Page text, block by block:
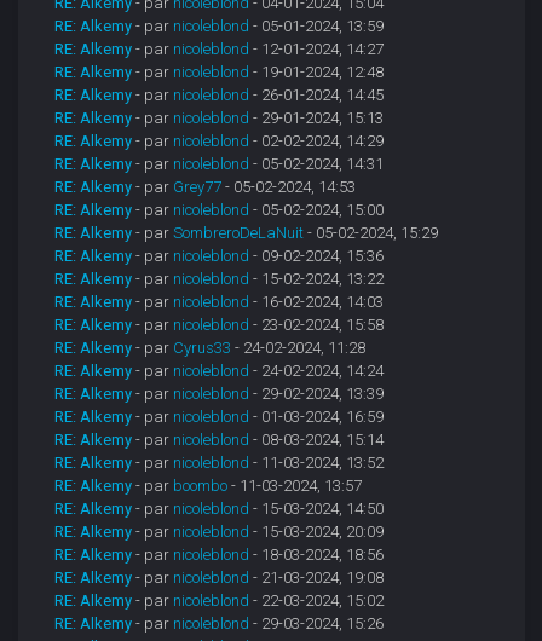
RE: Alkemy - par nicoleblond - 05-01-2024, 13:59
RE: Alkemy - par nicoleblond - 12-01-2024, 14:27
RE: Alkemy - par nicoleblond - 19-01-2024, 12:48
RE: Alkemy - par nicoleblond - 26-01-2024, 14:45
RE: Alkemy - par nicoleblond - 29-01-2024, 15:13
RE: Alkemy - par nicoleblond - 02-02-2024, 14:29
RE: Alkemy - par nicoleblond - 05-02-2024, 14:31
RE: Alkemy - par Grey77 - 05-02-2024, 14:53
RE: Alkemy - par nicoleblond - 05-02-2024, 15:00
RE: Alkemy - parSombreroDeLaNuit - 05-02-2024, 15:29
RE: Alkemy - par nicoleblond - 09-02-2024, 15:36
RE: Alkemy - par nicoleblond - 15-02-2024, 13:22
RE: Alkemy - par nicoleblond - 16-02-2024, 14:03
RE: Alkemy - par nicoleblond - 23-02-2024, 15:58
RE: Alkemy - par Cyrus33 - 24-02-2024, 11:28
RE: Alkemy - par nicoleblond - 24-02-2024, 14:24
RE: Alkemy - par nicoleblond - 29-02-2024, 13:39
RE: Alkemy - par nicoleblond - 01-03-2024, 16:59
RE: Alkemy - par nicoleblond - 08-03-2024, 15:14
RE: Alkemy - par nicoleblond - 11-03-2024, 13:52
RE: Alkemy - par boombo - 11-03-2024, 13:57
RE: Alkemy - par nicoleblond - 15-03-2024, 14:50
RE: Alkemy - par nicoleblond - 15-03-2024, 20:09
RE: Alkemy - par nicoleblond - 18-03-2024, 18:56
RE: Alkemy - par nicoleblond - 21-03-2024, 19:08
RE: Alkemy - par nicoleblond - 22-03-2024, 15:02
RE: Alkemy - par nicoleblond - 29-03-2024, 15:26